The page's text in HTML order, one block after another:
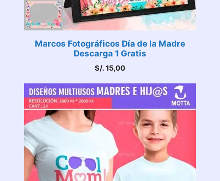
Marcos Fotográficos Día de la Madre
Descarga 1 Gratis
S/.15,00